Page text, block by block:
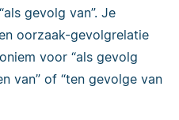
gevolg van”. Je
oorzaak-gevolgrelatie
voor “als gevolg
van” of “ten gevolge van